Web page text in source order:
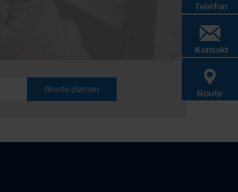
Route planen
Telefon
Kontakt
Route